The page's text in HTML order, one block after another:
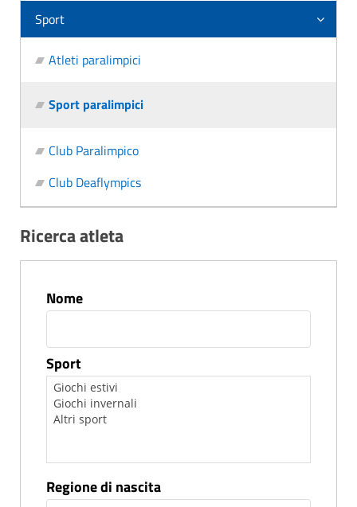
Sport
Atleti paralimpici
Sport paralimpici
Club Paralimpico
Club Deaflympics
Ricerca atleta
Nome
Sport
Regione di nascita